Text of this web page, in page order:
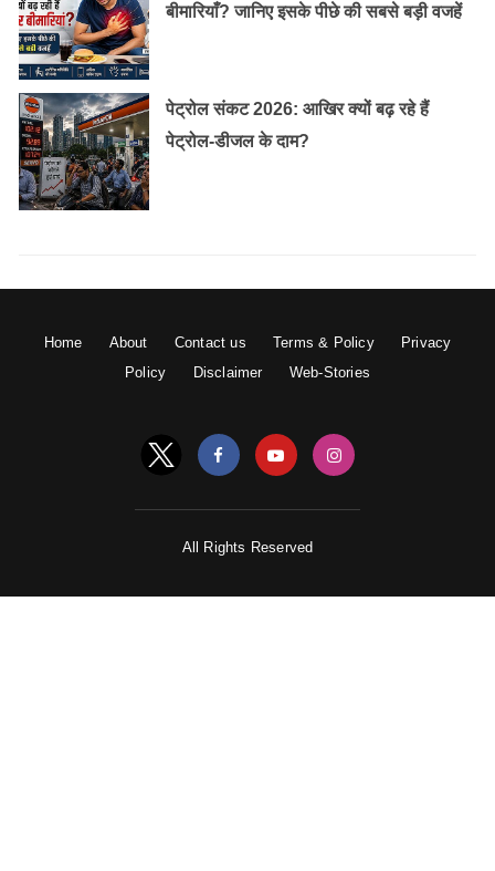
बीमारियाँ? जानिए इसके पीछे की सबसे बड़ी वजहें
पेट्रोल संकट 2026: आखिर क्यों बढ़ रहे हैं
पेट्रोल-डीजल के दाम?
Home About Contact us Terms & Policy
Privacy
Policy
Disclaimer Web-Stories
All Rights Reserved